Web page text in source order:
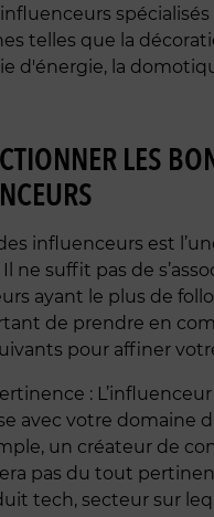
spécialisés
telles que la
d'énergie, la
LES
influenceurs est
ne suffit pas de
ayant le plus de
de prendre en
pour affiner
:
avec votre domaine
un créateur de
pas du tout
tech, secteur sur